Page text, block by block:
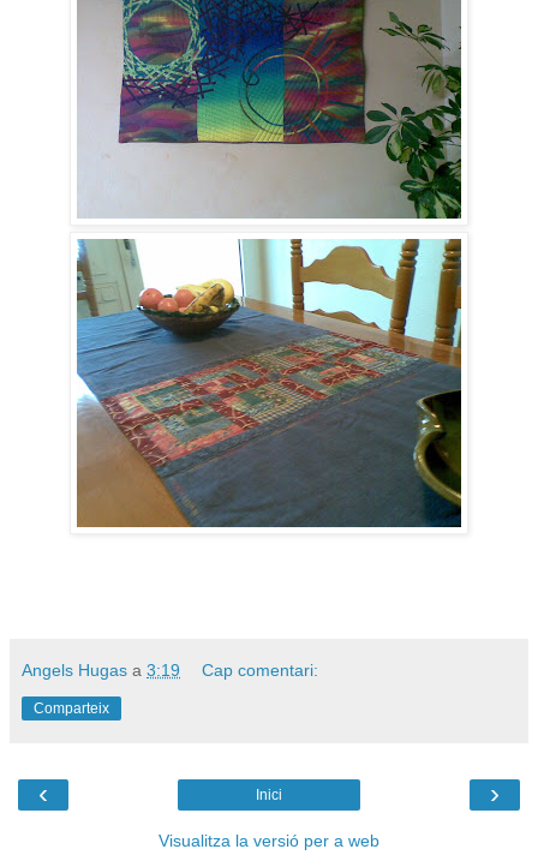
Angels Hugas a 3:19 Cap comentari:
Comparteix
‹ ›
Inici
Visualitza la versió per a web